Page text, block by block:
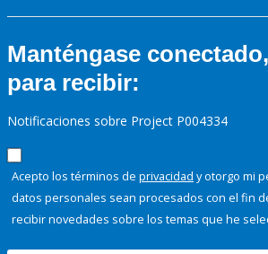
Manténgase
para recibir:
Notificaciones sobre Project P004334
Acepto los términos de privacidad y otorgo mi
datos personales sean procesados con el fin
recibir novedades sobre los temas que he